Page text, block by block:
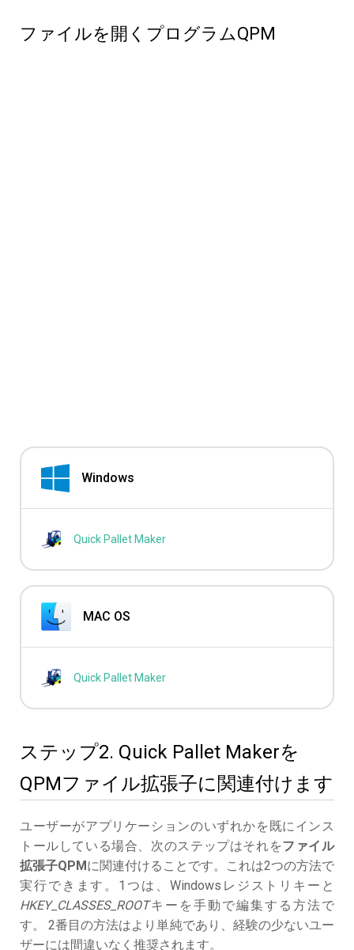
ファイルを開くプログラムQPM
Windows
Quick Pallet Maker
MAC OS
Quick Pallet Maker
ステップ2. Quick Pallet Makerを
QPMファイル拡張子に関連付けます
ユーザーがアプリケーションのいずれかを既にインス
トールしている場合、次のステップはそれをファイル
拡張子QPMに関連付けることです。これは2つの方法で
実行できます。1つは、Windowsレジストリキーと
HKEY_CLASSES_ROOTキーを手動で編集する方法で
す。 2番目の方法はより単純であり、経験の少ないユー
ザーには間違いなく推奨されます。